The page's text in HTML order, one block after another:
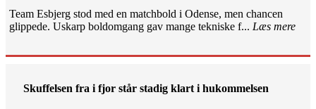
Team Esbjerg stod med en matchbold i Odense, men chancen
glippede. Uskarp boldomgang gav mange tekniske f... Læs mere
Skuffelsen fra i fjor står stadig klart i hukommelsen